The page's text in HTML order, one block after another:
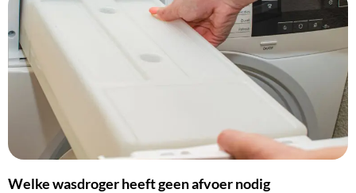
Welke wasdroger heeft geen afvoer nodig